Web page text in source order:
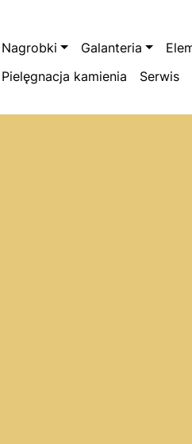
Nagrobki Galanteria
Pielęgnacja kamienia
Serwis